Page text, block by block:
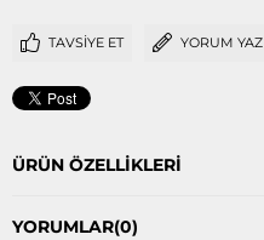
TAVSIYE ET YORUM YAZ
ÜRÜN ÖZELLIKLERI
YORUMLAR(0)